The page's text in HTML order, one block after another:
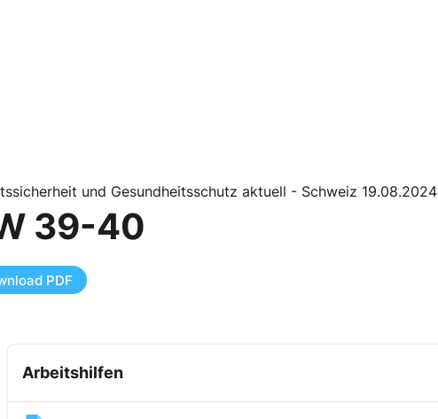
und Gesundheitsschutz aktuell - Schweiz 19.08.2024
39-40
PDF
Arbeitshilfen